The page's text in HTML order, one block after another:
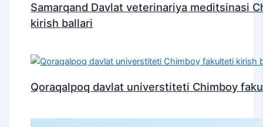
Samarqand Davlat veterinariya meditsinasi
kirish ballari
Qoraqalpoq davlat universtiteti Chimboy